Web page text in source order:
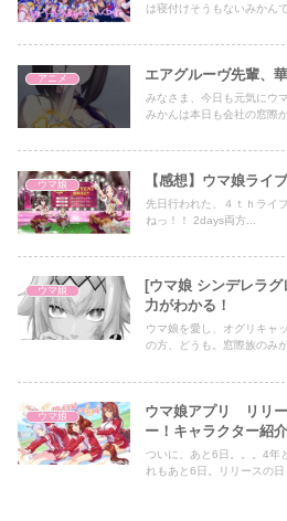
は寝付けそうもないみかん
アニメ エアグルーヴ先輩、
みなさま、今日も元気にウ
みかんは本日も会社の窓際
ウマ娘 【感想】ウマ娘ライ
先日行われた、４ｔｈライ
ねっ！！ 2days両方...
ウマ娘
[ウマ娘 シンデレラ
力がわかる！
ウマ娘を愛し、オグリキャ
の方、どうも。窓際族のみ
ウマ娘
ウマ娘アプリ リリ
ー！キャラクター紹
ついに、あと6日。。。4年
れもあと6日。リリースの